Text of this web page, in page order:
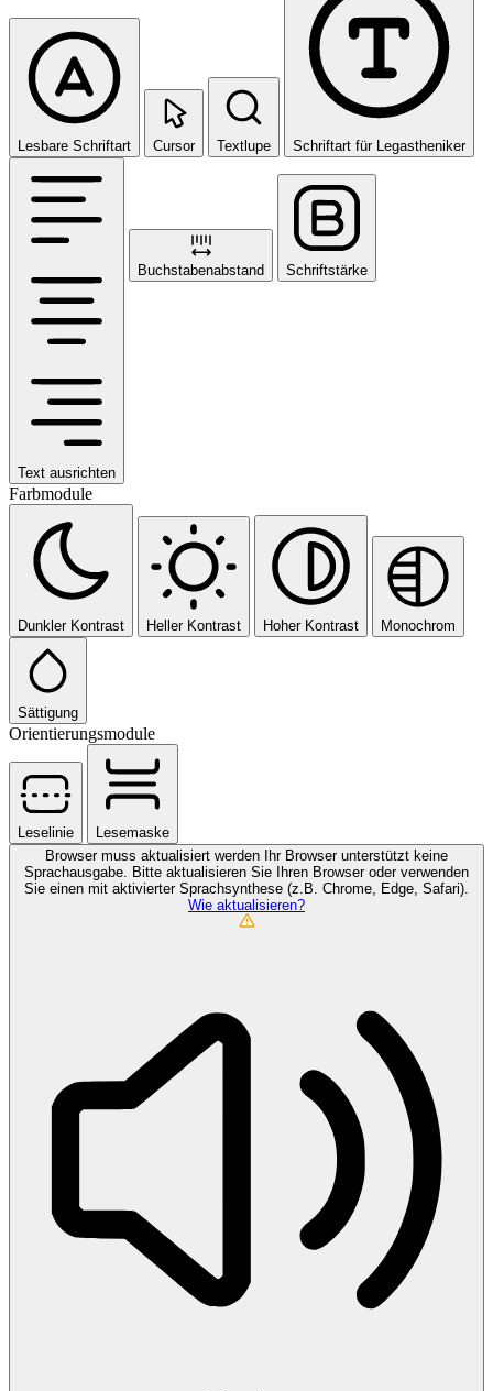
Lesbare Schriftart Cursor Textlupe Schriftart für Legastheniker
Text ausrichten
Buchstabenabstand Schriftstärke
Farbmodule
Dunkler Kontrast Heller Kontrast Hoher Kontrast Monochrom
Sättigung
Orientierungsmodule
Leselinie
Lesemaske
Browser muss aktualisiert werden
Ihr Browser unterstützt keine
Sprachausgabe. Bitte aktualisieren Sie Ihren Browser oder verwenden
Sie einen mit aktivierter Sprachsynthese (z.B. Chrome, Edge, Safari).
Wie aktualisieren?